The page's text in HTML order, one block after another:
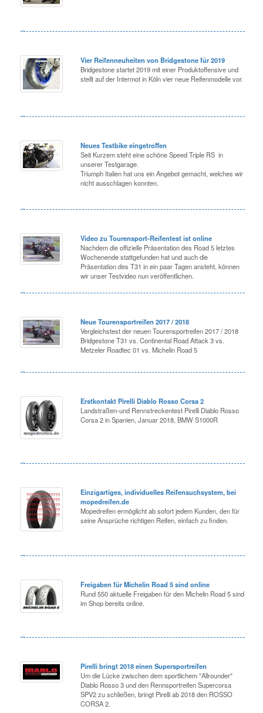
Vier Reifenneuheiten von Bridgestone für 2019
Bridgestone startet 2019 mit einer Produktoffensive und
stellt auf der Intermot in Köln vier neue Reifenmodelle vor.
Neues Testbike eingetroffen
Seit Kurzem steht eine schöne Speed Triple RS in
unserer Testgarage.
Triumph Italien hat uns ein Angebot gemacht, welches wir
nicht ausschlagen konnten.
Video zu Tourensport-Reifentest ist online
Nachdem die offizielle Präsentation des Road 5 letztes
Wochenende stattgefunden hat und auch die
Präsentation des T31 in ein paar Tagen ansteht, können
wir unser Testvideo nun veröffentlichen.
Neue Tourensportreifen 2017 / 2018
Vergleichstest der neuen Tourensportreifen 2017 / 2018
Bridgestone T31 vs. Continental Road Attack 3 vs.
Metzeler Roadtec 01 vs. Michelin Road 5
Erstkontakt Pirelli Diablo Rosso Corsa 2
Landstraßen-und Rennstreckentest Pirelli Diablo Rosso
Corsa 2 in Spanien, Januar 2018, BMW S1000R
Einzigartiges, individuelles Reifensuchsystem, bei
mopedreifen.de
Mopedreifen ermöglicht ab sofort jedem Kunden, den für
seine Ansprüche richtigen Reifen, einfach zu finden.
Freigaben für Michelin Road 5 sind online
Rund 550 aktuelle Freigaben für den Michelin Road 5 sind
im Shop bereits online.
Pirelli bringt 2018 einen Supersportreifen
Um die Lücke zwischen dem sportlichem "Allrounder"
Diablo Rosso 3 und den Rennsportreifen Supercorsa
SPV2 zu schließen, bringt Pirelli ab 2018 den ROSSO
CORSA 2.